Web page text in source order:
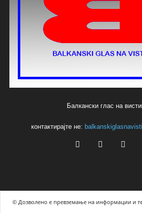
Балкански глас на
контактирајте не:
© Дозволено е превземање на информации и